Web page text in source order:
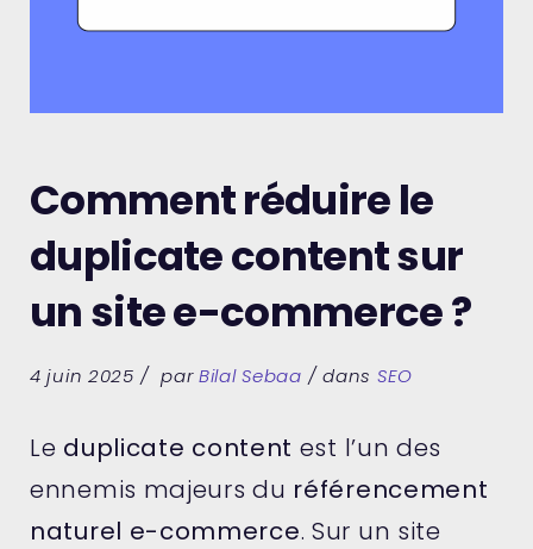
Comment réduire le
duplicate content sur
un site e-commerce ?
4 juin 2025 parBilal Sebaa dans SEO
Le duplicate content est l’un des
ennemis majeurs du référencement
naturel e-commerce. Sur un site